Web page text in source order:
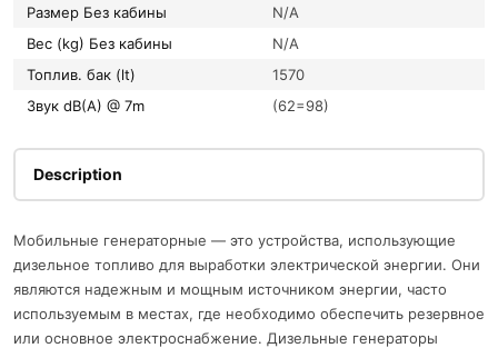
Размер Без кабины
N/A
Вес (kg) Без кабины
N/A
Топлив. бак (lt)
1570
Звук dB(A) @ 7m
(62=98)
Description
Мобильные генераторные — это устройства, использующие
дизельное топливо для выработки электрической энергии. Они
являются надежным и мощным источником энергии, часто
используемым в местах, где необходимо обеспечить резервное
или основное электроснабжение. Дизельные генераторы